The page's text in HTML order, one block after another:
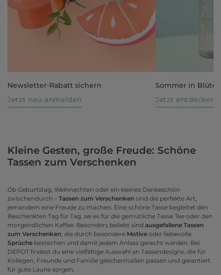
Newsletter-Rabatt sichern
Jetzt neu anmelden
Sommer in Blüte
Jetzt entdecken
Kleine Gesten, große Freude: Schöne
Tassen zum Verschenken
Ob Geburtstag, Weihnachten oder ein kleines Dankeschön
zwischendurch – Tassen zum Verschenken sind die perfekte Art,
jemandem eine Freude zu machen. Eine schöne Tasse begleitet den
Beschenkten Tag für Tag, sei es für die gemütliche Tasse Tee oder den
morgendlichen Kaffee. Besonders beliebt sind ausgefallene Tassen
zum Verschenken, die durch besondere Motive oder liebevolle
Sprüche bestechen und damit jedem Anlass gerecht werden. Bei
DEPOT findest du eine vielfältige Auswahl an Tassendesigns, die für
Kollegen, Freunde und Familie gleichermaßen passen und garantiert
für gute Laune sorgen.